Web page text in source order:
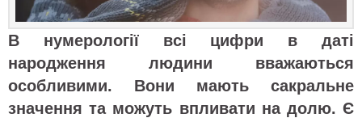
В нумерології всі цифри в даті
народження людини вважаються
особливими. Вони мають сакральне
значення та можуть впливати на долю. Є